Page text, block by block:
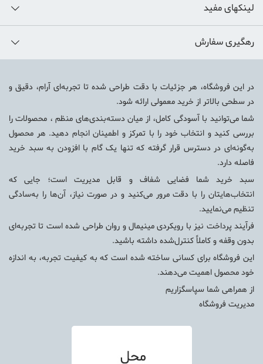
لینکهای مفید
رهگیری سفارش
در این فروشگاه، هر جزئیات با دقت طراحی شده تا تجربه‌ای آرام، دقیق و
در سطحی بالاتر از خرید معمولی ارائه شود.
شما می‌توانید با آسودگی کامل، از میان دسته‌بندی‌های منظم ، محصولات را
بررسی کنید و انتخاب خود را با تمرکز و اطمینان انجام دهید. هر محصول
به‌گونه‌ای در دسترس قرار گرفته که تنها یک گام با افزودن به سبد خرید
فاصله دارد.
سبد خرید شما فضایی شفاف و قابل مدیریت است؛ جایی که
انتخاب‌هایتان را با دقت مرور می‌کنید و در صورت نیاز، آن‌ها را به‌سادگی
تنظیم می‌نمایید.
فرآیند پرداخت نیز با رویکردی مینیمال و روان طراحی شده است تا تجربه‌ای
بدون وقفه و کاملاً کنترل‌شده داشته باشید.
این فروشگاه برای کسانی ساخته شده است که به کیفیت تجربه، به اندازه
خود محصول اهمیت می‌دهند.
از همراهی شما سپاسگزاریم
مدیریت فروشگاه